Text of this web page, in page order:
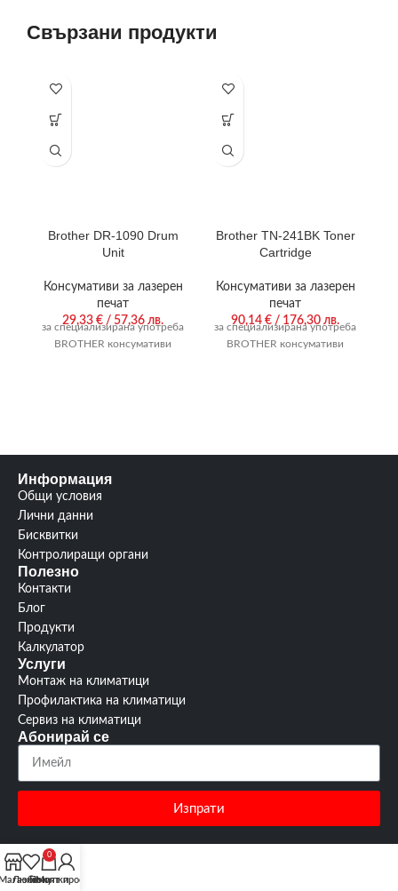
Свързани продукти
Brother DR-1090 Drum
Unit
Консумативи за лазерен
печат
29,33 € / 57,36 лв.
за специализирана употреба
BROTHER консумативи
Brother TN-241BK Toner
Cartridge
Консумативи за лазерен
печат
90,14 € / 176,30 лв.
за специализирана употреба
BROTHER консумативи
Информация
Общи условия
Лични данни
Бисквитки
Контролиращи органи
Полезно
Контакти
Блог
Продукти
Калкулатор
Услуги
Монтаж на климатици
Профилактика на климатици
Сервиз на климатици
Абонирай се
Изпрати
Любими
0
Покупки
Моят профил